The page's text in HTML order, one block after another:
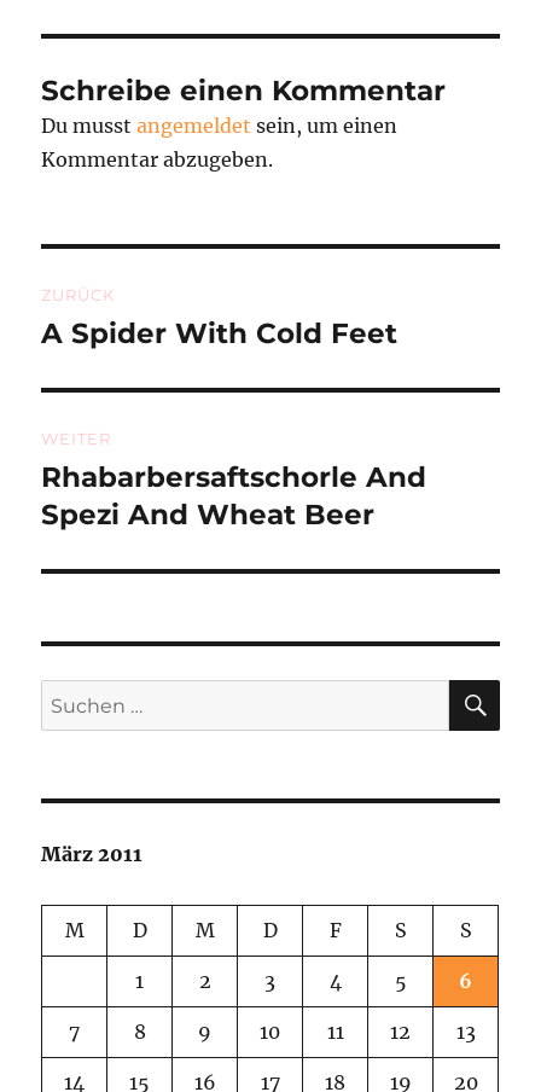
Schreibe einen Kommentar
Du musstangemeldet sein, um einen
Kommentar abzugeben.
ZURÜCK
Vorheriger
A Spider With Cold Feet
WEITER
Nächster
Beitrag:
Rhabarbersaftschorle And
Spezi And Wheat Beer
Suchen
nach:
März 2011
M D M D F S S
1 2 3 4 5 6
7 8 9 10 11 12 13
14 15 16 17 18 19 20